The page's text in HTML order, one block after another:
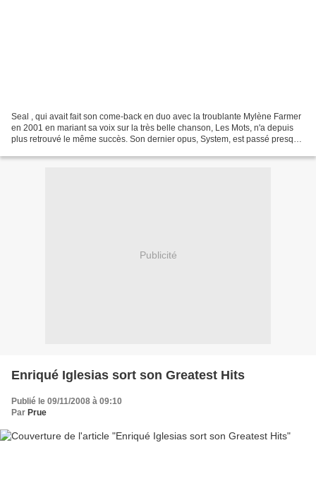
Seal , qui avait fait son come-back en duo avec la troublante Mylène Farmer
en 2001 en mariant sa voix sur la très belle chanson, Les Mots, n'a depuis
plus retrouvé le même succès. Son dernier opus, System, est passé presque
Publicité
Enriqué Iglesias sort son Greatest Hits
Publié le 09/11/2008 à 09:10
Par Prue